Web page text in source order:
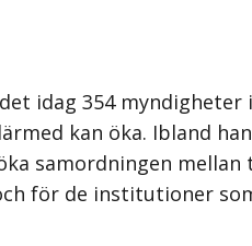
idag 354
kan öka. Ibland
samordningen
för de institutioner